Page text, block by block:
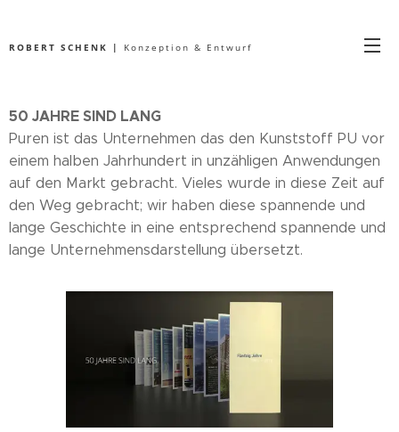
ROBERT SCHENK | Konzeption & Entwurf
50 JAHRE SIND LANG
Puren ist das Unternehmen das den Kunststoff PU vor
einem halben Jahrhundert in unzähligen Anwendungen
auf den Markt gebracht. Vieles wurde in diese Zeit auf
den Weg gebracht; wir haben diese spannende und
lange Geschichte in eine entsprechend spannende und
lange Unternehmensdarstellung übersetzt.